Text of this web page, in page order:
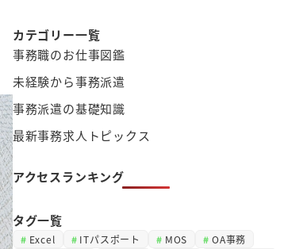
カテゴリー一覧
事務職のお仕事図鑑
未経験から事務派遣
事務派遣の基礎知識
最新事務求人トピックス
アクセスランキング
タグ一覧
Excel ITパスポート MOS
OA事務